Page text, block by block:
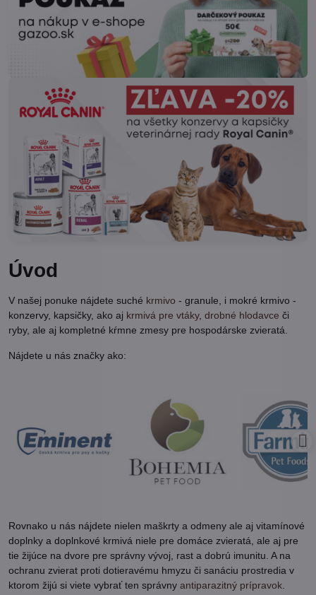
Úvod
V našej ponuke nájdete suché krmivo - granule, i mokré krmivo -
konzervy, kapsičky, ako aj krmivá pre vtáky, drobné hlodavce či
ryby, ale aj kompletné kŕmne zmesy pre hospodárske zvieratá.
Nájdete u nás značky ako:
Rovnako u nás nájdete nielen maškrty a odmeny ale aj vitamínové
doplnky a doplnkové krmivá niele pre domáce zvieratá, ale aj pre
tie žijúce na dvore pre správny vývoj, rast a dobrú imunitu. A na
ochranu zvierat proti dotieravému hmyzu či sanáciu prostredia v
ktorom žijú si viete vybrať ten správny antiparazitný prípravok